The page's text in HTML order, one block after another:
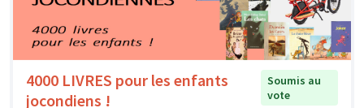
4000 LIVRES pour les enfants
jocondiens !
Soumis au
vote